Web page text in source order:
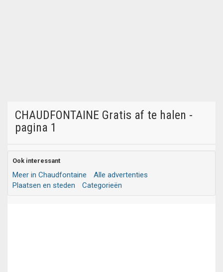
CHAUDFONTAINE Gratis af te halen -
pagina 1
Ook interessant
Meer in Chaudfontaine
Alle advertenties
Plaatsen en steden
Categorieën